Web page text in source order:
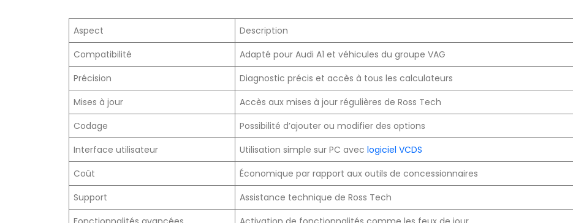
Aspect
Description
Compatibilité
Adapté pour Audi A1 et véhicules du groupe VAG
Précision
Diagnostic précis et accès à tous les calculateurs
Mises à jour
Accès aux mises à jour régulières de Ross Tech
Codage
Possibilité d’ajouter ou modifier des options
Interface utilisateur
Utilisation simple sur PC avec logiciel VCDS
Coût
Économique par rapport aux outils de concessionnaires
Support
Assistance technique de Ross Tech